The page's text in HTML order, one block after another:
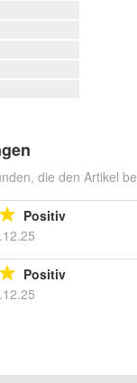
die den Artikel
Positiv
Positiv